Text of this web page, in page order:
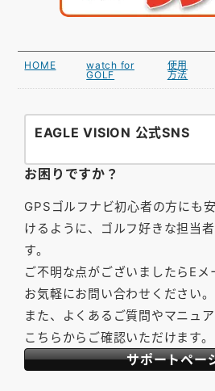
HOME
watch for
GOLF
使用
方法
EAGLE VISION 公式SNS
お困りですか？
GPSゴルフナビ初心者の方にも
けるように、ゴルフ好きな担当
す。
ご不明な点がございましたらEメ
お気軽にお問い合わせください。
また、よくあるご質問やマニュ
こちらからご確認いただけます。
サポートペー